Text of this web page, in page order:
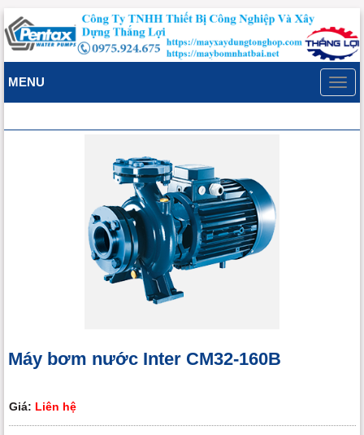
MENU
Máy bơm nước Inter CM32-160B
Giá: Liên hệ